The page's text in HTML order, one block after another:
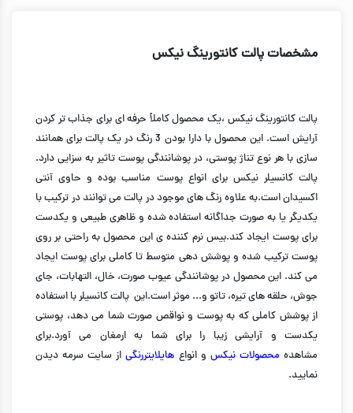
مشخصات پالت کانتورینگ نیکس
پالت کانتورینگ نیکس ،یک محصول کاملاً حرفه ای برای جذاب تر کردن
آرایش است. این محصول با دارا بودن 3 رنگ در یک پالت برای همانند
سازی با هر نوع تناژ پوستی، در پوشانندگی پوست تاثیر به سزایی دارد.
پالت کانسیلر نیکس برای انواع پوست مناسب بوده و حاوی آنتی
اکسیدان است.به علاوه رنگ های موجود در پالت می توانند در ترکیب با
یکدیگر یا به صورت جداگانه استفاده شده و ظاهری طبیعی و یکدست
برای پوست ایجاد کند.بیس نرم کننده ی این محصول به راحتی بر روی
پوست ترکیب شده و پوشش دهی متوسط تا کاملی برای پوست ایجاد
می کند. این محصول در پوشانندگی عیوب صورت، خال، التهابات، جای
جوش، حلقه های تیره، تاتو و... موثر است.این پالت کانسیلر با استفاده
از پوشش کاملی که به پوست و نواقص صورت شما می دهد، پوستی
یکدست و آرایشی زیبا را برای شما به ارمغان می آورد.برای
مشاهده محصولات نیکس و انواع هایلایتررنگیاز سایت سرمه دیدن
نمایید.